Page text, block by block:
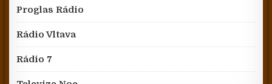
Proglas Rádio
Rádio Vltava
Rádio 7